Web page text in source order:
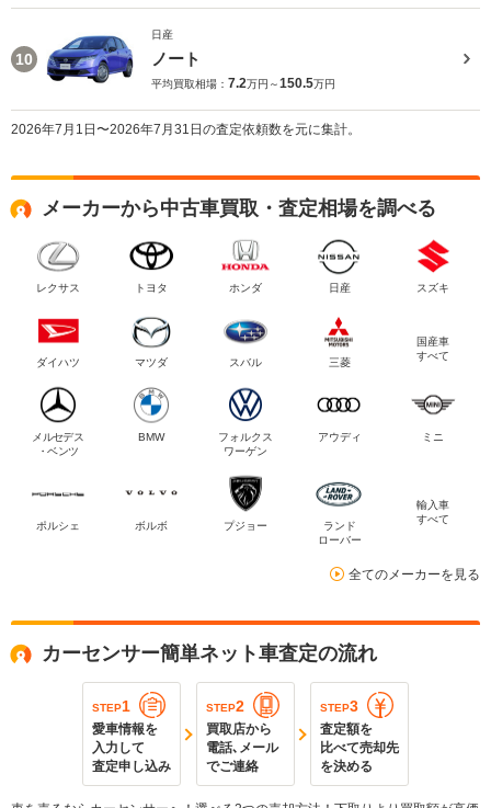
10
日産
ノート
平均買取相場： 7.2万円～150.5万円
2026年7月1日〜2026年7月31日の査定依頼数を元に集計。
メーカーから中古車買取・査定相場を調べる
レクサス トヨタ ホンダ 日産 スズキ
ダイハツ マツダ スバル 三菱
国産車
すべて
メルセデス
・ベンツ
BMW
フォルクス
ワーゲン
アウディ ミニ
ポルシェ ボルボ プジョー
ランド
ローバー
輸入車
すべて
全てのメーカーを見る
カーセンサー簡単ネット車査定の流れ
STEP1
愛車情報を
入力して
査定申し込み
STEP2
買取店から
電話､メール
でご連絡
STEP3
査定額を
比べて売却先
を決める